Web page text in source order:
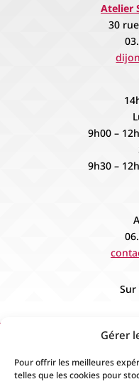
Gérer
Pour offrir les meilleures
telles que les cookies pour
Atelier
30
9h00 –
9h30 –
Sur